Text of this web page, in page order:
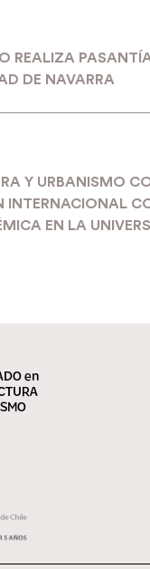
REALIZA
DE NAVARRA
Y URBANISMO
INTERNACIONAL
EN LA
en